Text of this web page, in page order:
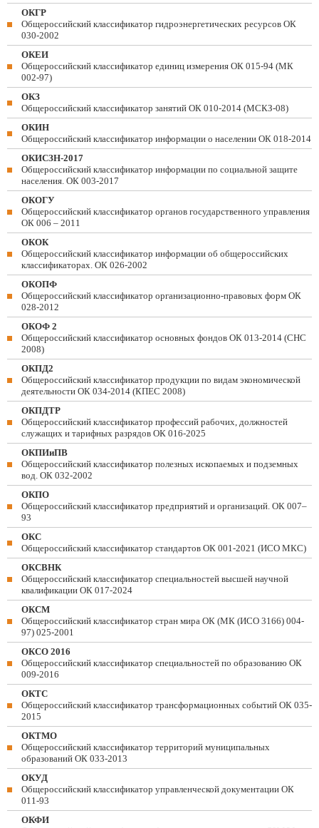
ОКГР
Общероссийский классификатор гидроэнергетических ресурсов ОК
030-2002
ОКЕИ
Общероссийский классификатор единиц измерения ОК 015-94 (МК
002-97)
ОКЗ
Общероссийский классификатор занятий ОК 010-2014 (МСКЗ-08)
ОКИН
Общероссийский классификатор информации о населении ОК 018-2014
ОКИСЗН-2017
Общероссийский классификатор информации по социальной защите
населения. ОК 003-2017
ОКОГУ
Общероссийский классификатор органов государственного управления
ОК 006 – 2011
ОКОК
Общероссийский классификатор информации об общероссийских
классификаторах. ОК 026-2002
ОКОПФ
Общероссийский классификатор организационно-правовых форм ОК
028-2012
ОКОФ 2
Общероссийский классификатор основных фондов ОК 013-2014 (СНС
2008)
ОКПД2
Общероссийский классификатор продукции по видам экономической
деятельности ОК 034-2014 (КПЕС 2008)
ОКПДТР
Общероссийский классификатор профессий рабочих, должностей
служащих и тарифных разрядов ОК 016-2025
ОКПИиПВ
Общероссийский классификатор полезных ископаемых и подземных
вод. ОК 032-2002
ОКПО
Общероссийский классификатор предприятий и организаций. ОК 007–
93
ОКС
Общероссийский классификатор стандартов ОК 001-2021 (ИСО МКС)
ОКСВНК
Общероссийский классификатор специальностей высшей научной
квалификации ОК 017-2024
ОКСМ
Общероссийский классификатор стран мира ОК (МК (ИСО 3166) 004-
97) 025-2001
ОКСО 2016
Общероссийский классификатор специальностей по образованию ОК
009-2016
ОКТС
Общероссийский классификатор трансформационных событий ОК 035-
2015
ОКТМО
Общероссийский классификатор территорий муниципальных
образований ОК 033-2013
ОКУД
Общероссийский классификатор управленческой документации ОК
011-93
ОКФИ